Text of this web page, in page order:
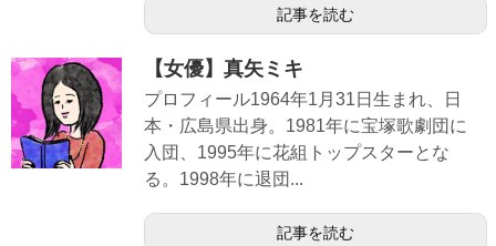
記事を読む
【女優】真矢ミキ
プロフィール1964年1月31日生まれ、日
本・広島県出身。1981年に宝塚歌劇団に
入団、1995年に花組トップスターとな
る。1998年に退団...
記事を読む